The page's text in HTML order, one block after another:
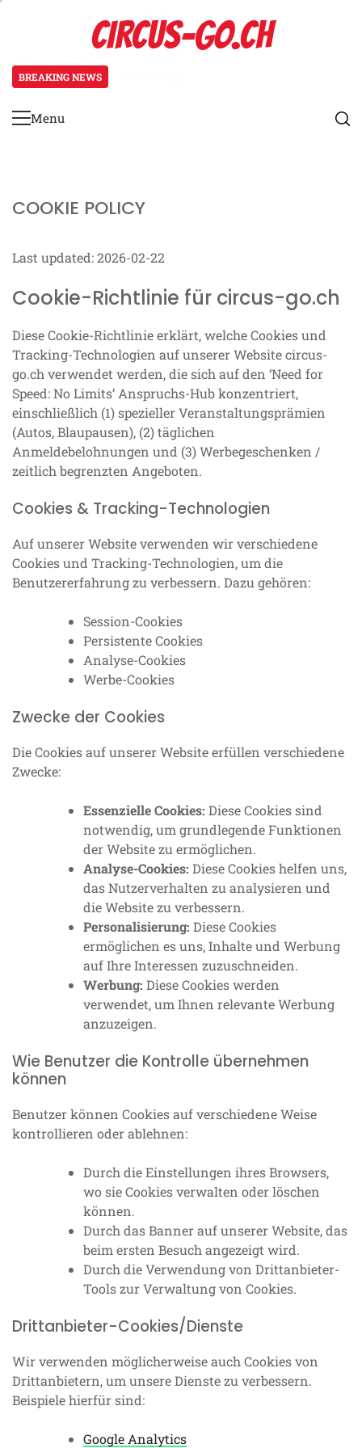
CIRCUS-GO.CH
BREAKING NEWS
Primary
Menu
COOKIE POLICY
Last updated: 2026-02-22
Cookie-Richtlinie für circus-go.ch
Diese Cookie-Richtlinie erklärt, welche Cookies und
Tracking-Technologien auf unserer Website circus-
go.ch verwendet werden, die sich auf den ‘Need for
Speed: No Limits’ Anspruchs-Hub konzentriert,
einschließlich (1) spezieller Veranstaltungsprämien
(Autos, Blaupausen), (2) täglichen
Anmeldebelohnungen und (3) Werbegeschenken /
zeitlich begrenzten Angeboten.
Cookies & Tracking-Technologien
Auf unserer Website verwenden wir verschiedene
Cookies und Tracking-Technologien, um die
Benutzererfahrung zu verbessern. Dazu gehören:
Session-Cookies
Persistente Cookies
Analyse-Cookies
Werbe-Cookies
Zwecke der Cookies
Die Cookies auf unserer Website erfüllen verschiedene
Zwecke:
Essenzielle Cookies: Diese Cookies sind
notwendig, um grundlegende Funktionen
der Website zu ermöglichen.
Analyse-Cookies: Diese Cookies helfen uns,
das Nutzerverhalten zu analysieren und
die Website zu verbessern.
Personalisierung: Diese Cookies
ermöglichen es uns, Inhalte und Werbung
auf Ihre Interessen zuzuschneiden.
Werbung: Diese Cookies werden
verwendet, um Ihnen relevante Werbung
anzuzeigen.
Wie Benutzer die Kontrolle übernehmen
können
Benutzer können Cookies auf verschiedene Weise
kontrollieren oder ablehnen:
Durch die Einstellungen ihres Browsers,
wo sie Cookies verwalten oder löschen
können.
Durch das Banner auf unserer Website, das
beim ersten Besuch angezeigt wird.
Durch die Verwendung von Drittanbieter-
Tools zur Verwaltung von Cookies.
Drittanbieter-Cookies/Dienste
Wir verwenden möglicherweise auch Cookies von
Drittanbietern, um unsere Dienste zu verbessern.
Beispiele hierfür sind:
Google Analytics